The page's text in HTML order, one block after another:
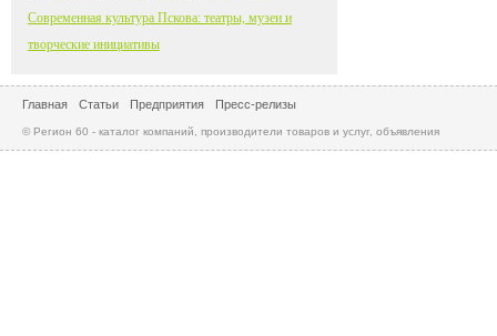
Современная культура Пскова: театры, музеи и
творческие инициативы
Главная Статьи Предприятия Пресс-релизы
© Регион 60 - каталог компаний, производители товаров и услуг, объявления